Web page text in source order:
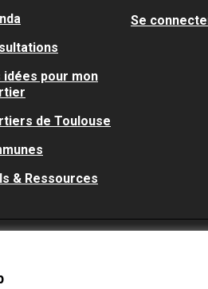
idées pour mon
de Toulouse
& Ressources
Se